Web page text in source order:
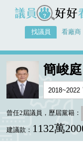
議員好好看
找議員 看廠商
首頁 找議員
簡峻庭
曾任2屆議員，歷屆黨籍：
建議款： 1132萬